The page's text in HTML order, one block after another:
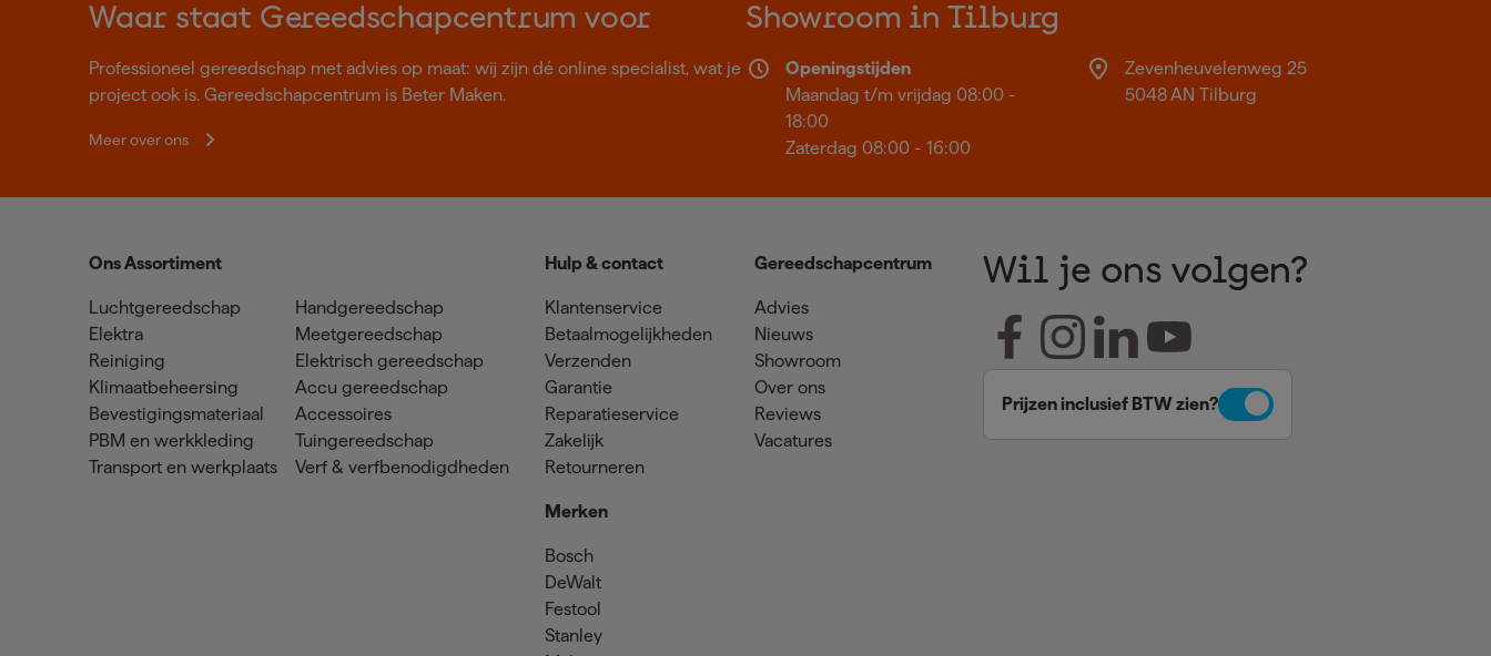
Waar staat Gereedschapcentrum voor
Professioneel gereedschap met advies op maat: wij zijn dé online specialist, wat je
project ook is. Gereedschapcentrum is Beter Maken.
Meer over ons
Showroom in Tilburg
Openingstijden
Maandag t/m vrijdag 08:00 -
18:00
Zaterdag 08:00 - 16:00
Zevenheuvelenweg 25
5048 AN Tilburg
Ons Assortiment
Luchtgereedschap
Elektra
Reiniging
Klimaatbeheersing
Bevestigingsmateriaal
PBM en werkkleding
Transport en werkplaats
Handgereedschap
Meetgereedschap
Elektrisch gereedschap
Accu gereedschap
Accessoires
Tuingereedschap
Verf & verfbenodigdheden
Hulp & contact
Klantenservice
Betaalmogelijkheden
Verzenden
Garantie
Reparatieservice
Zakelijk
Retourneren
Merken
Bosch
DeWalt
Festool
Stanley
Gereedschapcentrum
Advies
Nieuws
Showroom
Over ons
Reviews
Vacatures
Wil je ons volgen?
Prijzen inclusief BTW zien?